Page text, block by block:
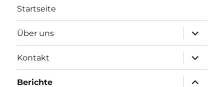
Startseite
Über uns
öffnen
Kontakt
öffnen
Berichte